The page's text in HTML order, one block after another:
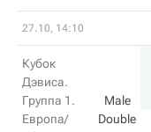
27.10, 14:10
Кубок
Дэвиса.
Группа 1.
Европа/
Male
Double